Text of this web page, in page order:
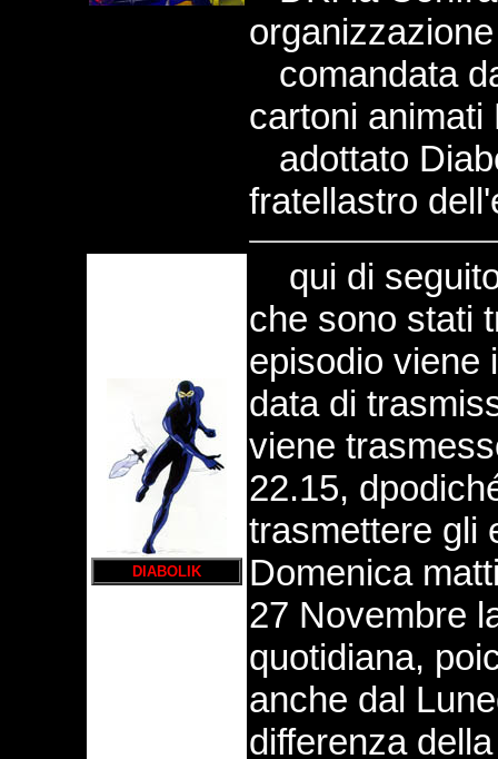
comandata
cartoni animati
adottato
fratellastro
DIABOLIK
qui di
che sono stati
episodio viene
data di
viene
22.15,
trasmettere gli
Domenica
27 Novembre
quotidiana,
anche dal
differenza